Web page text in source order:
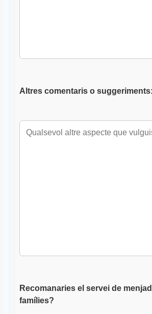
Altres comentaris o suggeriments:
Recomanaries el servei de
famílies?